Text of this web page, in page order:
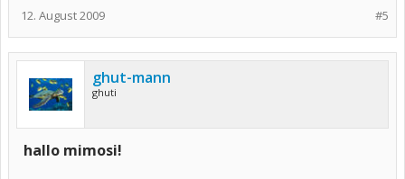
#5
12. August 2009
ghut-mann
ghuti
hallo mimosi!